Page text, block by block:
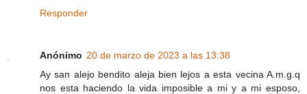
Responder
Anónimo 20 de marzo de 2023 a las 13:38
Ay san alejo bendito aleja bien lejos a esta vecina A.m.g.q
nos esta haciendo la vida imposible a mi y a mi esposo,